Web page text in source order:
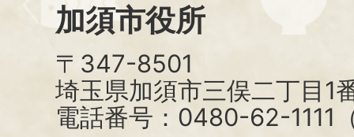
加須市役所
〒347-8501
埼玉県加須市三俣二丁目1
電話番号：0480-62-1111